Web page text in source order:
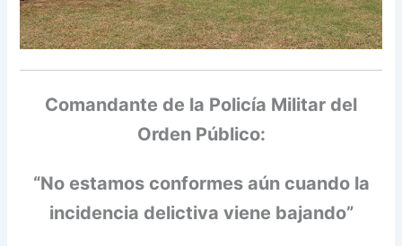
Comandante de la Policía Militar del
Orden Público:
“No estamos conformes aún cuando la
incidencia delictiva viene bajando”